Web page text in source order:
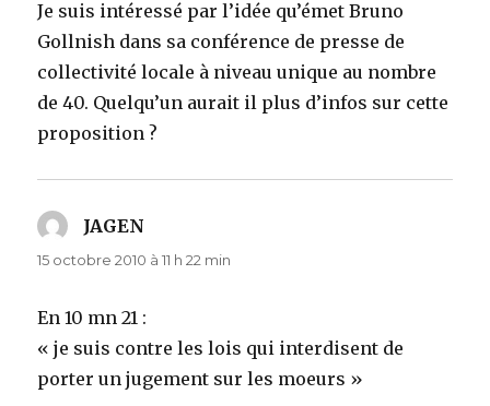
Je suis intéressé par l’idée qu’émet Bruno
Gollnish dans sa conférence de presse de
collectivité locale à niveau unique au nombre
de 40. Quelqu’un aurait il plus d’infos sur cette
proposition ?
JAGEN
15 octobre 2010 à 11 h 22 min
En 10 mn 21 :
« je suis contre les lois qui interdisent de
porter un jugement sur les moeurs »